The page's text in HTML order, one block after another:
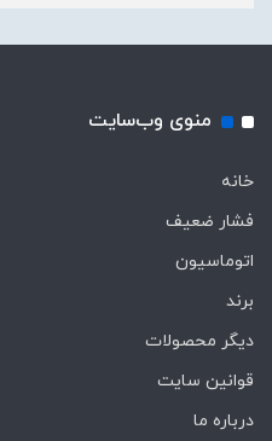
منوی وب‌سایت
خانه
فشار ضعیف
اتوماسیون
برند
دیگر محصولات
قوانین سایت
درباره ما